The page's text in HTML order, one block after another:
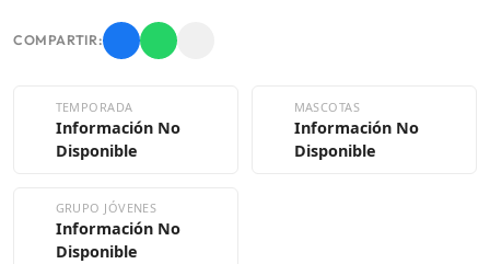
COMPARTIR:
TEMPORADA
Información No
Disponible
MASCOTAS
Información No
Disponible
GRUPO JÓVENES
Información No
Disponible